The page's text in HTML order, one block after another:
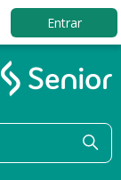
Entrar